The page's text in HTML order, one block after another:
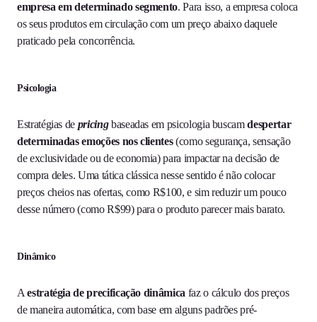
empresa em determinado segmento. Para isso, a empresa coloca
os seus produtos em circulação com um preço abaixo daquele
praticado pela concorrência.
Psicologia
Estratégias de pricing baseadas em psicologia buscamdespertar
determinadas emoções nos clientes(como segurança, sensação
de exclusividade ou de economia) para impactar na decisão de
compra deles. Uma tática clássica nesse sentido é não colocar
preços cheios nas ofertas, como R$100, e sim reduzir um pouco
desse número (como R$99) para o produto parecer mais barato.
Dinâmico
Aestratégia de precificação dinâmica faz o cálculo dos preços
de maneira automática, com base em alguns padrões pré-